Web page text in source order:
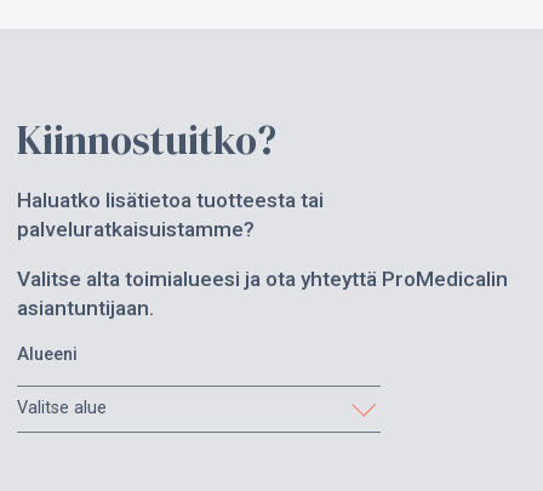
Kiinnostuitko?
Haluatko lisätietoa tuotteesta tai
palveluratkaisuistamme?
Valitse alta toimialueesi ja ota yhteyttä ProMedicalin
asiantuntijaan.
Alueeni
Valitse alue